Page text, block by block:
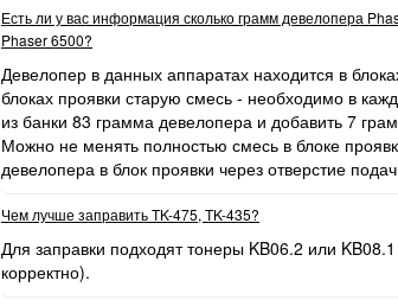
Есть ли у вас информация сколько грамм девелопера
Phaser 6500?
Девелопер в данных аппаратах находится в
блоках проявки старую смесь - необходимо в
из банки 83 грамма девелопера и добавить 7
Можно не менять полностью смесь в блоке
девелопера в блок проявки через отверстие
Чем лучше заправить TK-475, TK-435?
Для заправки подходят тонеры KB06.2 или
корректно).